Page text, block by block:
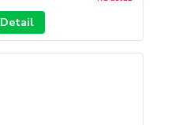
Detail